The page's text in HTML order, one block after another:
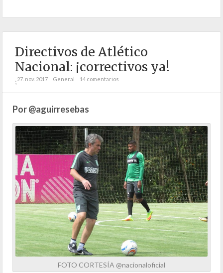
Directivos de Atlético
Nacional: ¡correctivos ya!
;27. nov. 2017 General 14 comentarios
Por @aguirresebas
FOTO CORTESÍA @nacionaloficial